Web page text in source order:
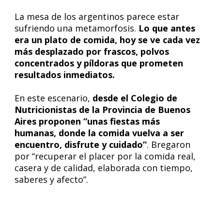
La mesa de los argentinos parece estar
sufriendo una metamorfosis. Lo que antes
era un plato de comida, hoy se ve cada vez
más desplazado por frascos, polvos
concentrados y píldoras que prometen
resultados inmediatos.
En este escenario, desde el Colegio de
Nutricionistas de la Provincia de Buenos
Aires proponen “unas fiestas más
humanas, donde la comida vuelva a ser
encuentro, disfrute y cuidado”. Bregaron
por “recuperar el placer por la comida real,
casera y de calidad, elaborada con tiempo,
saberes y afecto”.